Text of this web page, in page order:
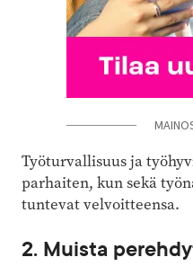
Työturvallisuus ja
parhaiten, kun sekä
tuntevat velvoitteensa.
2. Muista